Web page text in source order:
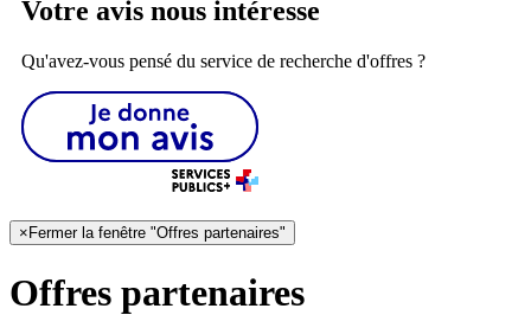
Votre avis nous intéresse
Qu'avez-vous pensé du service de recherche d'offres ?
× Fermer la fenêtre "Offres partenaires"
Offres partenaires